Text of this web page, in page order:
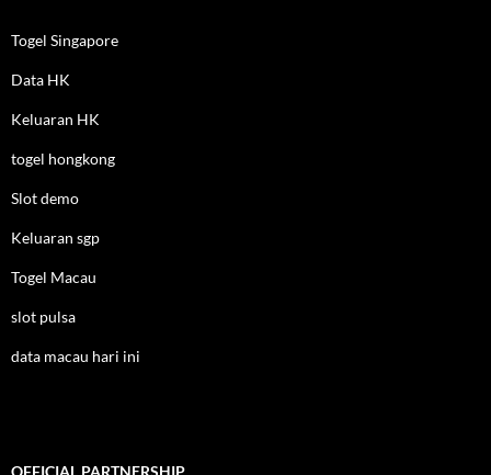
Togel Singapore
Data HK
Keluaran HK
togel hongkong
Slot demo
Keluaran sgp
Togel Macau
slot pulsa
data macau hari ini
OFFICIAL PARTNERSHIP